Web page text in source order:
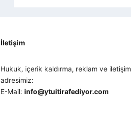
İletişim
Hukuk, içerik kaldırma, reklam ve
adresimiz:
E-Mail:info@ytuitirafediyor.com